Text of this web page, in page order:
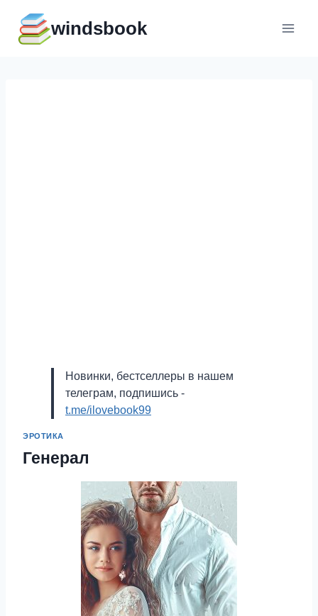
содержимому
windsbook
Новинки, бестселлеры в нашем
телеграм, подпишись -
t.me/ilovebook99
ЭРОТИКА
Генерал